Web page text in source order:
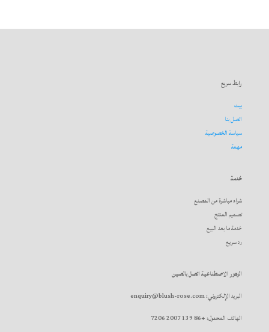
رابط سريع
بيت
اتصل بنا
سياسة الخصوصية
مهمة
خدمة
شراء مباشرة من المصنع
تصميم المنتج
خدمة ما بعد البيع
رد سريع
الزهور الاصطناعية اتصل بالصين
البريد الإلكتروني: enquiry@blush-rose.com
الهاتف المحمول: +86 139 2007 7206